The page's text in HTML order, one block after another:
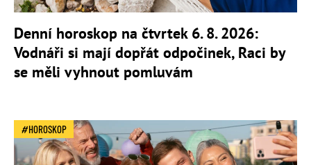
Denní horoskop na čtvrtek 6. 8. 2026:
Vodnáři si mají dopřát odpočinek, Raci by
se měli vyhnout pomluvám
HOROSKOP